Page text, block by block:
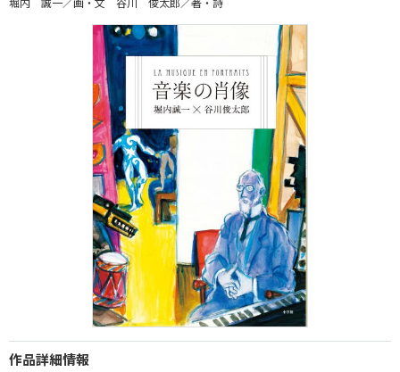
作品詳細情報